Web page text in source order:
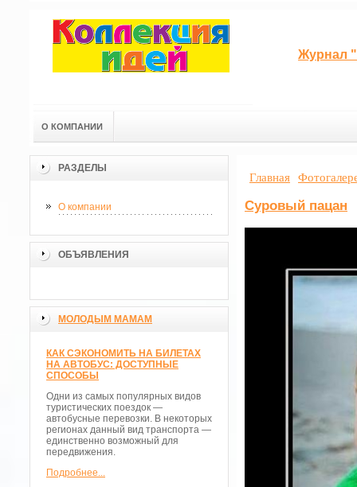
Журнал
О КОМПАНИИ
РАЗДЕЛЫ
О компании
ОБЪЯВЛЕНИЯ
МОЛОДЫМ МАМАМ
КАК СЭКОНОМИТЬ НА БИЛЕТАХ
НА АВТОБУС: ДОСТУПНЫЕ
СПОСОБЫ
Одни из самых популярных видов
туристических поездок —
автобусные перевозки. В некоторых
регионах данный вид транспорта —
единственно возможный для
передвижения.
Подробнее...
Главная
Суровый пацан